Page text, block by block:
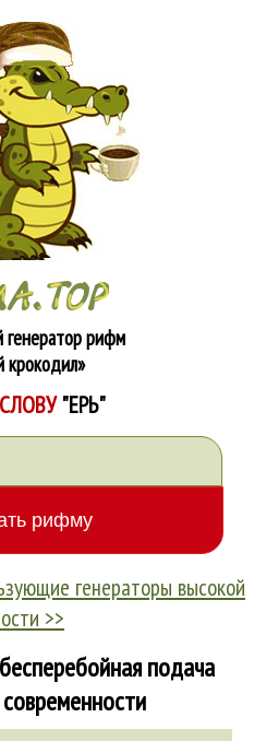
рифм
крокодил»
"ЕРЬ"
генераторы высокой
>>
подача